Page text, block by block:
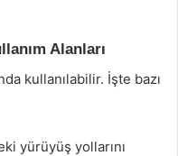
Alanları
kullanılabilir. İşte bazı
yürüyüş yollarını